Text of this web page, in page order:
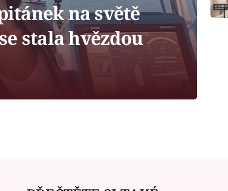
na světě
stala hvězdou